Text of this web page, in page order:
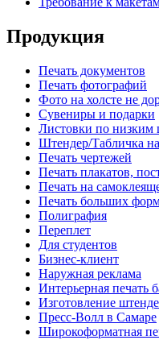
Продукция
Печать документов
Печать фотографий
Фото на холсте не
Сувениры и подарки
Листовки по низким
Штендер/Табличка
Печать чертежей
Печать плакатов,
Печать на
Печать больших
Полиграфия
Переплет
Для студентов
Бизнес-клиент
Наружная реклама
Интерьерная печать
Изготовление
Пресс-Волл в Самаре
Широкоформатная